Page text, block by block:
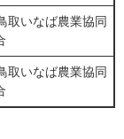
取いなば農業協同
取いなば農業協同